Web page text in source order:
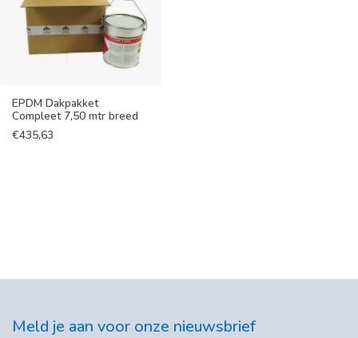
EPDM Dakpakket
Compleet 7,50 mtr breed
€435,63
Meld je aan voor onze nieuwsbrief